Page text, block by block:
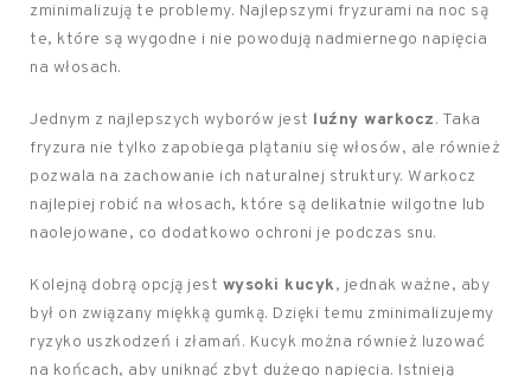
zminimalizują te problemy. Najlepszymi fryzurami na noc są
te, które są wygodne i nie powodują nadmiernego napięcia
na włosach.
Jednym z najlepszych wyborów jest luźny warkocz. Taka
fryzura nie tylko zapobiega plątaniu się włosów, ale również
pozwala na zachowanie ich naturalnej struktury. Warkocz
najlepiej robić na włosach, które są delikatnie wilgotne lub
naolejowane, co dodatkowo ochroni je podczas snu.
Kolejną dobrą opcją jest wysoki kucyk, jednak ważne, aby
był on związany miękką gumką. Dzięki temu zminimalizujemy
ryzyko uszkodzeń i złamań. Kucyk można również luzować
na końcach, aby uniknąć zbyt dużego napięcia. Istnieją